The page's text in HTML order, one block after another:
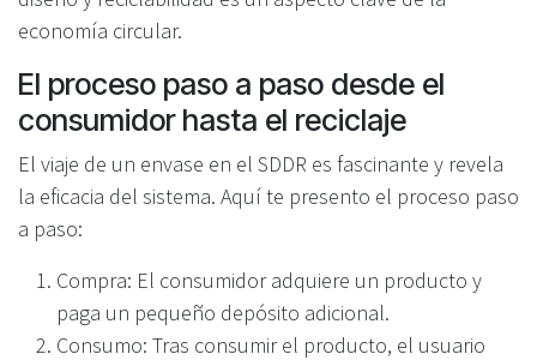
economía circular.
El proceso paso a paso desde el
consumidor hasta el reciclaje
El viaje de un envase en el SDDR es fascinante y revela
la eficacia del sistema. Aquí te presento el proceso paso
a paso:
Compra: El consumidor adquiere un producto y
paga un pequeño depósito adicional.
Consumo: Tras consumir el producto, el usuario